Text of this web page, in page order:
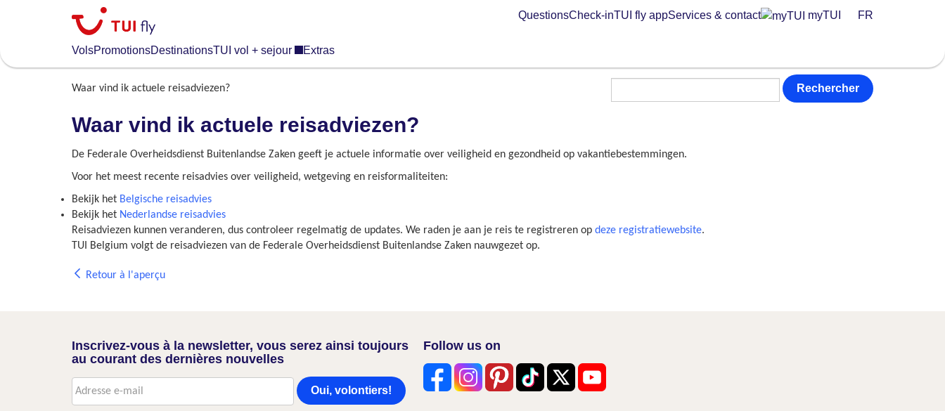
content
VolsPromotionsDestinationsTUI vol + sejour Extras
QuestionsCheck-inTUI fly appServices & contact myTUI FR
Waar vind ik actuele reisadviezen? Rechercher
Waar vind ik actuele reisadviezen?
De Federale Overheidsdienst Buitenlandse Zaken geeft je actuele informatie over veiligheid en gezondheid op vakantiebestemmingen.
Voor het meest recente reisadvies over veiligheid, wetgeving en reisformaliteiten:
Bekijk het Belgische reisadvies
Bekijk het Nederlandse reisadvies
Reisadviezen kunnen veranderen, dus controleer regelmatig de updates. We raden je aan je reis te registreren op deze registratiewebsite.
TUI Belgium volgt de reisadviezen van de Federale Overheidsdienst Buitenlandse Zaken nauwgezet op.
Retour à l'aperçu
Inscrivez-vous à la newsletter, vous serez ainsi toujours
au courant des dernières nouvelles
Oui, volontiers!
Follow us on